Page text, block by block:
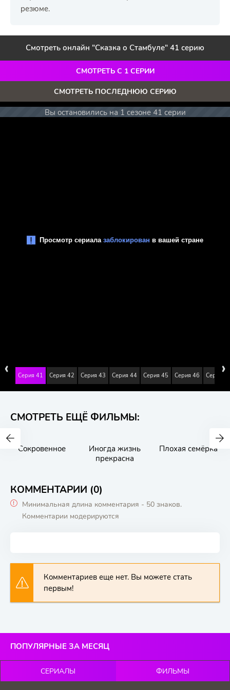
резюме.
Смотреть онлайн "Сказка о Стамбуле" 41 серию
СМОТРЕТЬ С 1 СЕРИИ
СМОТРЕТЬ ПОСЛЕДНЮЮ СЕРИЮ
Вы остановились на 1 сезоне 41 серии
‹ Серия 41 Серия 42 Серия 43 Серия 44 Серия 45 Серия 46 Серия›
СМОТРЕТЬ ЕЩЁ ФИЛЬМЫ:
Сокровенное
Иногда жизнь
прекрасна
Плохая семёрка
КОММЕНТАРИИ (0)
Минимальная длина комментария - 50 знаков.
Комментарии модерируются
Комментариев еще нет. Вы можете стать
первым!
ПОПУЛЯРНЫЕ ЗА МЕСЯЦ
СЕРИАЛЫ ФИЛЬМЫ